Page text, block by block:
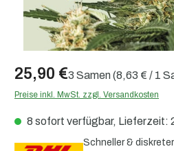
25,90 €3 Samen(8,63 € / 1
Preise inkl. MwSt. zzgl. Versandkosten
8 sofort verfügbar, Lieferzeit:
Schneller &